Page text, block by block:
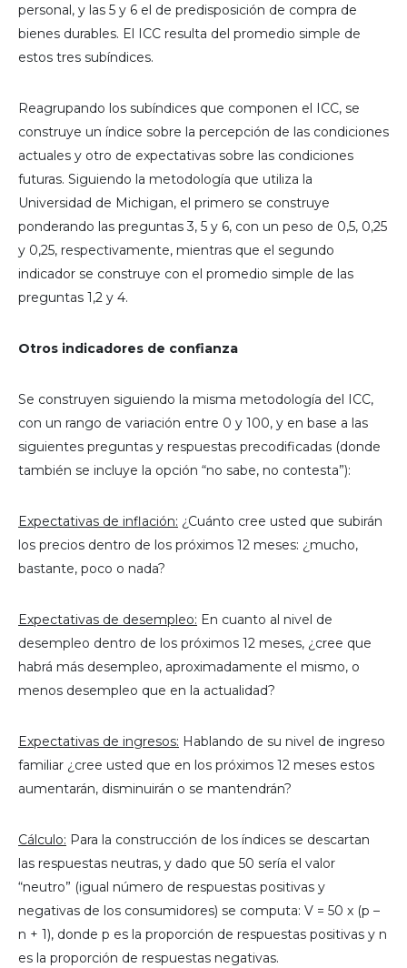
personal, y las 5 y 6 el de predisposición de compra de
bienes durables. El ICC resulta del promedio simple de
estos tres subíndices.
Reagrupando los subíndices que componen el ICC, se
construye un índice sobre la percepción de las condiciones
actuales y otro de expectativas sobre las condiciones
futuras. Siguiendo la metodología que utiliza la
Universidad de Michigan, el primero se construye
ponderando las preguntas 3, 5 y 6, con un peso de 0,5, 0,25
y 0,25, respectivamente, mientras que el segundo
indicador se construye con el promedio simple de las
preguntas 1,2 y 4.
Otros indicadores de confianza
Se construyen siguiendo la misma metodología del ICC,
con un rango de variación entre 0 y 100, y en base a las
siguientes preguntas y respuestas precodificadas (donde
también se incluye la opción “no sabe, no contesta”):
Expectativas de inflación: ¿Cuánto cree usted que subirán
los precios dentro de los próximos 12 meses: ¿mucho,
bastante, poco o nada?
Expectativas de desempleo: En cuanto al nivel de
desempleo dentro de los próximos 12 meses, ¿cree que
habrá más desempleo, aproximadamente el mismo, o
menos desempleo que en la actualidad?
Expectativas de ingresos: Hablando de su nivel de ingreso
familiar ¿cree usted que en los próximos 12 meses estos
aumentarán, disminuirán o se mantendrán?
Cálculo: Para la construcción de los índices se descartan
las respuestas neutras, y dado que 50 sería el valor
“neutro” (igual número de respuestas positivas y
negativas de los consumidores) se computa: V = 50 x (p –
n + 1), donde p es la proporción de respuestas positivas y n
es la proporción de respuestas negativas.